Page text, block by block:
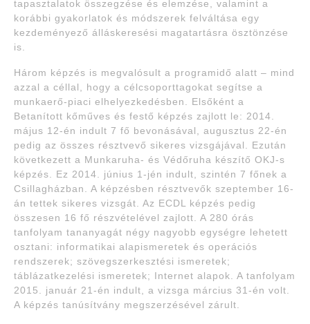
tapasztalatok összegzése és elemzése, valamint a
korábbi gyakorlatok és módszerek felváltása egy
kezdeményező álláskeresési magatartásra ösztönzése
is.
Három képzés is megvalósult a programidő alatt – mind
azzal a céllal, hogy a célcsoporttagokat segítse a
munkaerő-piaci elhelyezkedésben. Elsőként a
Betanított kőműves és festő képzés zajlott le: 2014.
május 12-én indult 7 fő bevonásával, augusztus 22-én
pedig az összes résztvevő sikeres vizsgájával. Ezután
következett a Munkaruha- és Védőruha készítő OKJ-s
képzés. Ez 2014. június 1-jén indult, szintén 7 főnek a
Csillagházban. A képzésben résztvevők szeptember 16-
án tettek sikeres vizsgát. Az ECDL képzés pedig
összesen 16 fő részvételével zajlott. A 280 órás
tanfolyam tananyagát négy nagyobb egységre lehetett
osztani: informatikai alapismeretek és operációs
rendszerek; szövegszerkesztési ismeretek;
táblázatkezelési ismeretek; Internet alapok. A tanfolyam
2015. január 21-én indult, a vizsga március 31-én volt.
A képzés tanúsítvány megszerzésével zárult.